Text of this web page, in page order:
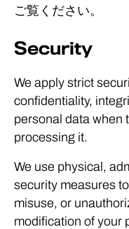
ご覧ください。
Security
We apply strict
confidentiality,
personal data when
processing it.
We use physical,
security measures
misuse, or
modification of your